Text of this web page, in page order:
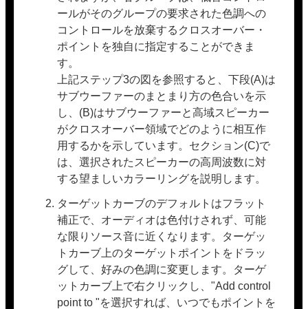
ールがそのグループの要求された色調への
コントロールを放棄するクロスオーバー・
ポイントを独自に指定することができま
す。
上記ステップ3の図を参照すると、下段(A)は
サブウーファーのまとまり方の色合いを示
し、(B)はサブウーファーと高域スピーカー
がクロスオーバー領域でどのように相互作
用するかを示しています。セクション(C)で
は、選択されたスピーカーの高周波数に対
する望ましいカラーリングを説明します。
ターゲットカーブのデフォルトはフラット
補正で、オーディオは色付けされず、可能
な限りソース音に近くなります。ターゲッ
トカーブ上のターゲットポイントをドラッ
グして、好みの色調に変更します。ターゲ
ットカーブ上で右クリックし、"Add control
point to "を選択すれば、いつでもポイントを